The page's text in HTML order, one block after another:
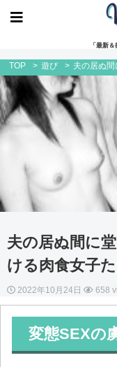
「最新
TOP > 遊び > 夫の居ぬ
夫の居ぬ間に
ける肉食女子
2022年10月24日 658
変態SEXの